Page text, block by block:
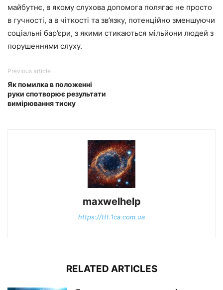
майбутнє, в якому слухова допомога полягає не просто
в гучності, а в чіткості та зв’язку, потенційно зменшуючи
соціальні бар’єри, з якими стикаються мільйони людей з
порушеннями слуху.
Previous article
Як помилка в положенні
руки спотворює результати
вимірювання тиску
maxwelhelp
https://ttt.1ca.com.ua
RELATED ARTICLES